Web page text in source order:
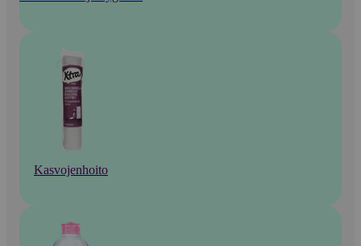
Kasvojenhoito